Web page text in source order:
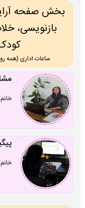
بخش صفحه
بازنویسی،
ساعات اداری (همه روزه 8 صبح تا 6 عصر، پنج شنبه ها